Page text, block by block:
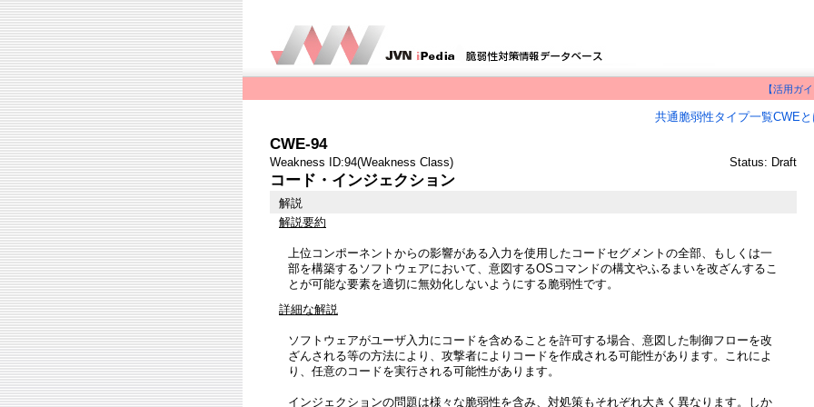
【活用ガ
共通脆弱性タイプ一覧CWE
CWE-94
Weakness ID:94(Weakness Class) Status: Draft
コード・インジェクション
解説
解説要約
上位コンポーネントからの影響がある入力を使用したコードセグメントの全部、もしくは一
部を構築するソフトウェアにおいて、意図するOSコマンドの構文やふるまいを改ざんするこ
とが可能な要素を適切に無効化しないようにする脆弱性です。
詳細な解説
ソフトウェアがユーザ入力にコードを含めることを許可する場合、意図した制御フローを改
ざんされる等の方法により、攻撃者によりコードを作成される可能性があります。これによ
り、任意のコードを実行される可能性があります。
インジェクションの問題は様々な脆弱性を含み、対処策もそれぞれ大きく異なります。しか